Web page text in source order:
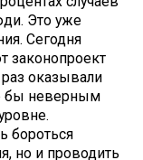
Это уже
Сегодня
законопроект
оказывали
бы неверным
бороться
но и проводить